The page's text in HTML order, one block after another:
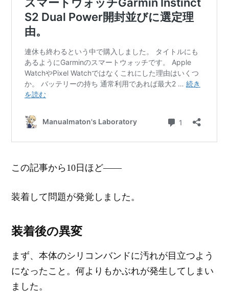
この記事から10日ほど――
装着して問題が発覚しました。
装着後の異変
まず、本体のシリコンバンドに汚れが目立つよう
になったこと。何よりもかぶれが発生してしまい
ました。